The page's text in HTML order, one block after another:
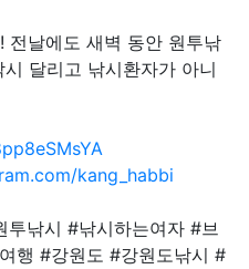
전날에도 새벽 동안 원투낚
달리고 낚시환자가 아니
kang_habbi
낚시 #낚시하는여자 #브
행 #강원도 #강원도낚시 #